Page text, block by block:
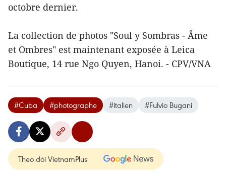
octobre dernier.
La collection de photos "Soul y Sombras - Âme
et Ombres" est maintenant exposée à Leica
Boutique, 14 rue Ngo Quyen, Hanoi. - CPV/VNA
#Cuba #photographe #italien #Fulvio Bugani
Theo dõi VietnamPlus